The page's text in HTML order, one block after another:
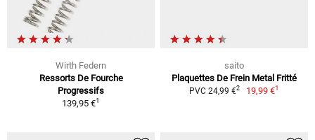
Wirth Federn
Ressorts De Fourche
Progressifs
139,95 €1
saito
Plaquettes De Frein Metal Fritté
PVC 24,99 €2 19,99 €1